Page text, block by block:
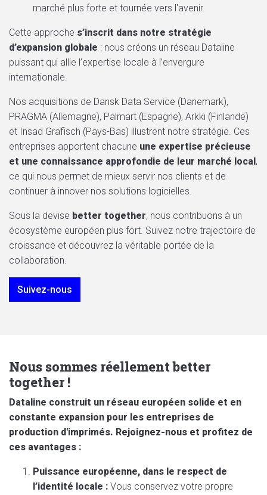
marché plus forte et tournée vers l'avenir.
Cette approche s’inscrit dans notre stratégie
d’expansion globale : nous créons un réseau Dataline
puissant qui allie l’expertise locale à l’envergure
internationale.
Nos acquisitions de Dansk Data Service (Danemark),
PRAGMA (Allemagne), Palmart (Espagne), Arkki (Finlande)
et Insad Grafisch (Pays-Bas) illustrent notre stratégie. Ces
entreprises apportent chacune une expertise précieuse
et une connaissance approfondie de leur marché local,
ce qui nous permet de mieux servir nos clients et de
continuer à innover nos solutions logicielles.
Sous la devise better together, nous contribuons à un
écosystème européen plus fort. Suivez notre trajectoire de
croissance et découvrez la véritable portée de la
collaboration.
Suivez-nous
Nous sommes réellement better
together !
Dataline construit un réseau européen solide et en
constante expansion pour les entreprises de
production d'imprimés. Rejoignez-nous et profitez de
ces avantages :
Puissance européenne, dans le respect de
l’identité locale : Vous conservez votre propre